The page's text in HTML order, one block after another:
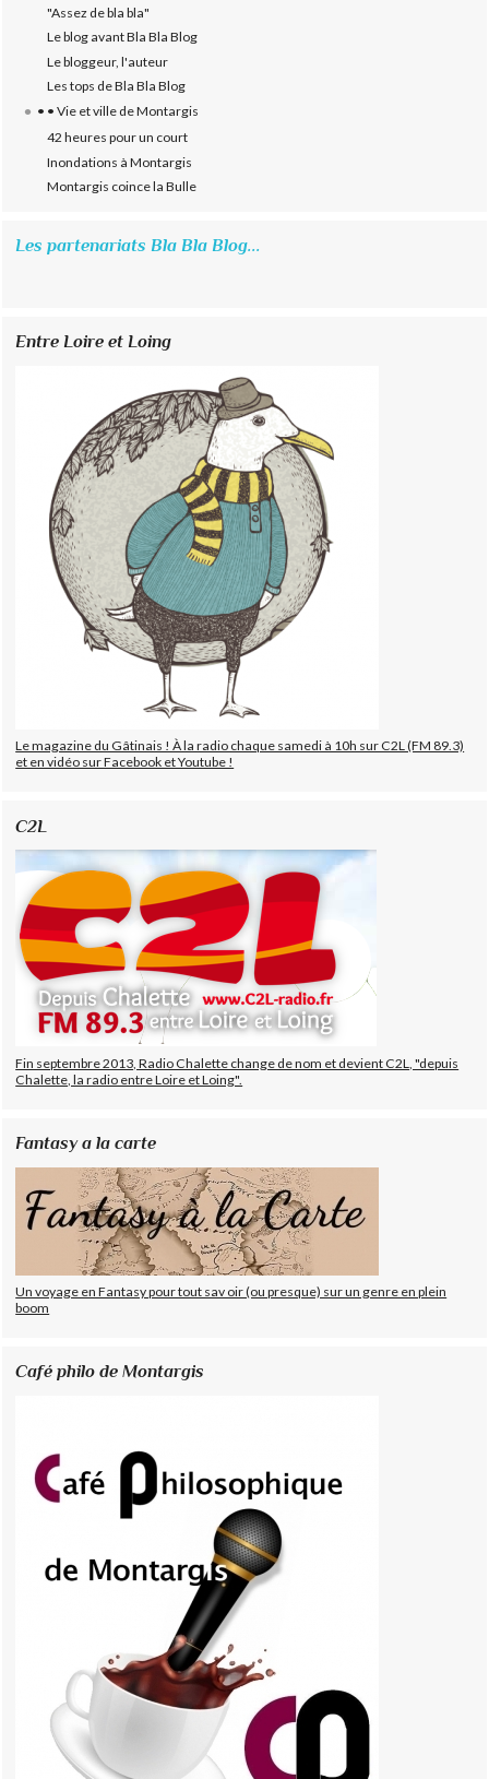
"Assez de bla bla"
Le blog avant Bla Bla Blog
Le bloggeur, l'auteur
Les tops de Bla Bla Blog
• • Vie et ville de Montargis
42 heures pour un court
Inondations à Montargis
Montargis coince la Bulle
Les partenariats Bla Bla Blog...
Entre Loire et Loing
Le magazine du Gâtinais ! À la radio chaque samedi à 10h sur C2L (FM 89.3)
et en vidéo sur Facebook et Youtube !
C2L
Fin septembre 2013, Radio Chalette change de nom et devient C2L, "depuis
Chalette, la radio entre Loire et Loing".
Fantasy a la carte
Un voyage en Fantasy pour tout sav oir (ou presque) sur un genre en plein
boom
Café philo de Montargis